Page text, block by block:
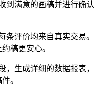
满意的画稿并进行确认
评价均来自真实交易。
稿更安心。
生成详细的数据报表，
。